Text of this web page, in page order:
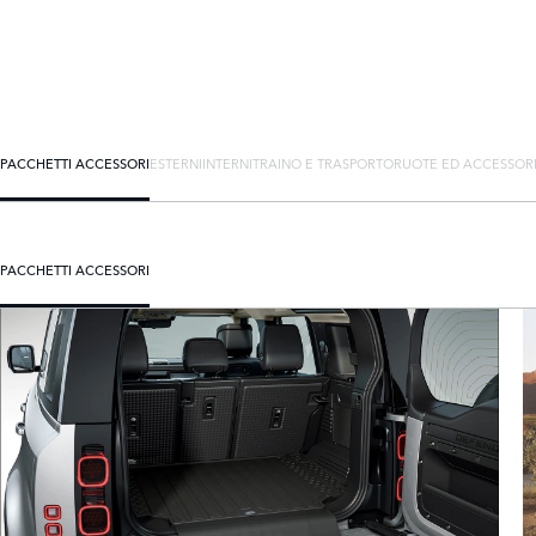
PACCHETTI ACCESSORIESTERNIINTERNITRAINO E TRASPORTORUOTE ED ACCESSORI
PACCHETTI ACCESSORI